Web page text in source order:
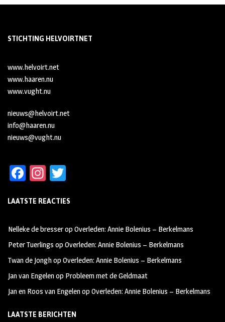
STICHTING HELVOIRTNET
www.helvoirt.net
www.haaren.nu
www.vught.nu
nieuws@helvoirt.net
info@haaren.nu
nieuws@vught.nu
Fa
b
oo
k
In
ag
m
tt
LAATSTE REACTIES
Nelleke de bresseropOverleden: Annie Bolenius – Berkelmans
Peter Tuerlings opOverleden: Annie Bolenius – Berkelmans
Twan de JonghopOverleden: Annie Bolenius – Berkelmans
Jan van Engelenop Probleem met de Geldmaat
Jan en Roos van EngelenopOverleden: Annie Bolenius – Berkelmans
LAATSTE BERICHTEN